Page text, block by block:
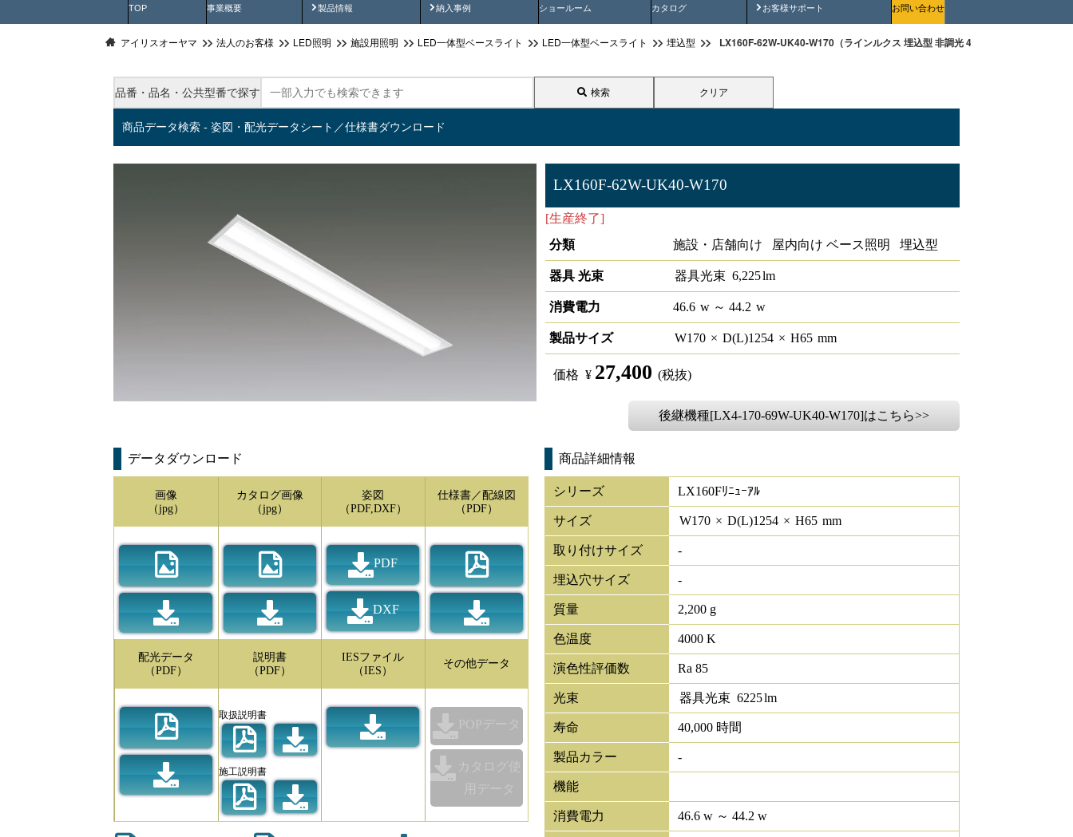
TOP 事業概要 製品情報
製品動画 納入事例
納入事例動画 ショールーム カタログ お客様サポート
安全にご使用いただくためにお問い合わせ
アイリスオーヤマ 法人のお客様 LED照明 施設用照明 LED一体型ベースライト LED一体型ベースライト 埋込型 LX160F-62W-UK40-W170（ラインルクス 埋込型 非調光 40形 幅150 ）
品番・品名・公共型番で探す 検索 クリア
商品データ検索 - 姿図・配光データシート／仕様書ダウンロード
LX160F-62W-UK40-W170
[生産終了]
分類
施設・店舗向け 屋内向け ベース照明 埋込型
器具 光束 器具光束 6,225lm
消費電力 46.6 w ～ 44.2 w
製品サイズ W170 × D(L)1254 × H65 mm
価格 ¥ 27,400 (税抜)
後継機種[LX4-170-69W-UK40-W170]はこちら>>
データダウンロード
画像
（jpg）
カタログ画像
（jpg）
姿図
（PDF,DXF）
PDF
DXF
仕様書／配線図
（PDF）
配光データ
（PDF）
説明書
（PDF）
取扱説明書
施工説明書
IESファイル
（IES）
その他データ
POPデータ
カタログ使
用データ
商品詳細情報
シリーズ LX160Fﾘﾆｭｰｱﾙ
サイズ W170 × D(L)1254 × H65 mm
取り付けサイズ -
埋込穴サイズ -
質量 2,200 g
色温度 4000 K
演色性評価数 Ra 85
光束 器具光束 6225lm
寿命 40,000 時間
製品カラー -
機能
消費電力 46.6 w ～ 44.2 w